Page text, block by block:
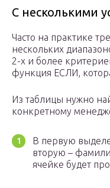
С несколькими
Часто на практике
нескольких
2-х и более
функция ЕСЛИ,
Из таблицы нужно
конкретному
В первую
вторую –
ячейке будет